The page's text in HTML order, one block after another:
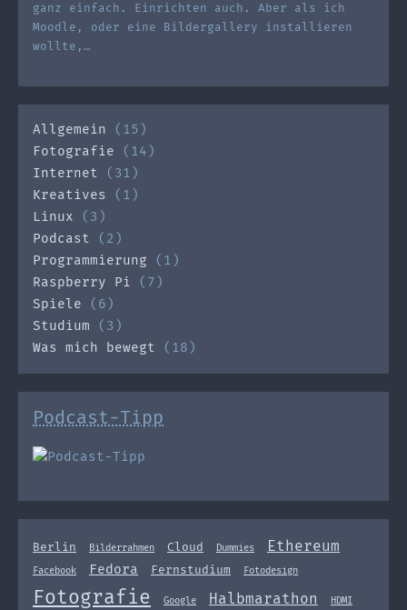
ganz einfach. Einrichten auch. Aber als ich
Moodle, oder eine Bildergallery installieren
wollte,…
Allgemein (15)
Fotografie (14)
Internet (31)
Kreatives
(1)
Linux (3)
Podcast (2)
Programmierung (1)
Raspberry Pi (7)
Spiele (6)
Studium (3)
Was mich bewegt (18)
Podcast-Tipp
Berlin Bilderrahmen Cloud Dummies Ethereum
Facebook Fedora Fernstudium Fotodesign
Fotografie Google Halbmarathon HDMI